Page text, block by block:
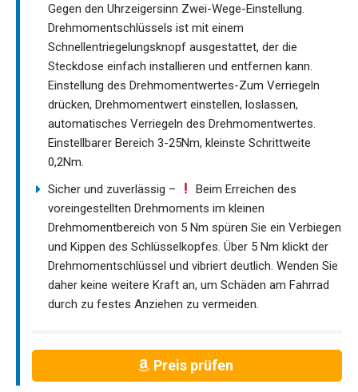
Gegen den Uhrzeigersinn Zwei-Wege-Einstellung.
Drehmomentschlüssels ist mit einem
Schnellentriegelungsknopf ausgestattet, der die
Steckdose einfach installieren und entfernen kann.
Einstellung des Drehmomentwertes-Zum Verriegeln
drücken, Drehmomentwert einstellen, loslassen,
automatisches Verriegeln des Drehmomentwertes.
Einstellbarer Bereich 3-25Nm, kleinste Schrittweite
0,2Nm.
Sicher und zuverlässig –
Beim Erreichen des
voreingestellten Drehmoments im kleinen
Drehmomentbereich von 5 Nm spüren Sie ein Verbiegen
und Kippen des Schlüsselkopfes. Über 5 Nm klickt der
Drehmomentschlüssel und vibriert deutlich. Wenden Sie
daher keine weitere Kraft an, um Schäden am Fahrrad
durch zu festes Anziehen zu vermeiden.
Preis prüfen